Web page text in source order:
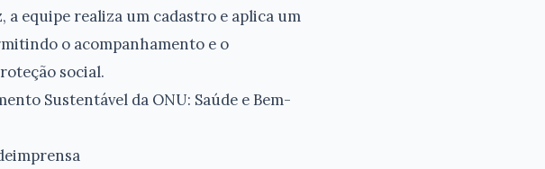
equipe realiza um cadastro e aplica um
o acompanhamento e o
social.
Sustentável da ONU: Saúde e Bem-